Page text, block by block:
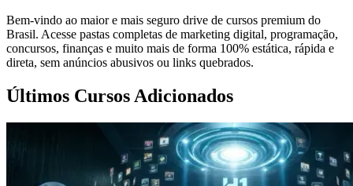
Bem-vindo ao maior e mais seguro drive de cursos premium do
Brasil. Acesse pastas completas de marketing digital, programação,
concursos, finanças e muito mais de forma 100% estática, rápida e
direta, sem anúncios abusivos ou links quebrados.
Últimos Cursos Adicionados